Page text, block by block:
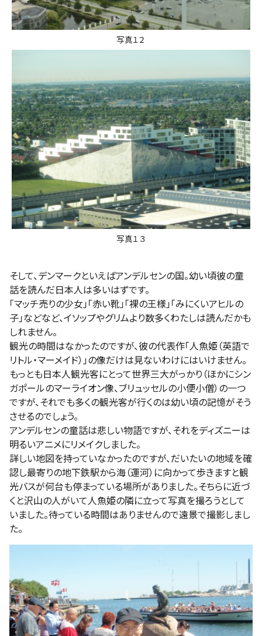
写真１２
写真１３
そして、デンマークといえばアンデルセンの国。幼い頃彼の童
話を読んだ日本人は多いはずです。
「マッチ売りの少女」「赤い靴」「裸の王様」「みにくいアヒルの
子」などなど、イソップやグリムより数多くわたしは読んだかも
しれません。
観光の時間はなかったのですが、彼の代表作「人魚姫（英語で
リトル・マーメイド）」の像だけは見ないわけにはいけません。
もっとも日本人観光客にとって世界三大がっかり（ほかにシン
ガポールのマーライオン像、ブリュッセルの小便小僧）の一つ
ですが、それでも多くの観光客が行くのは幼い頃の記憶がそう
させるのでしょう。
アンデルセンの童話は悲しい物語ですが、それをディズニーは
明るいアニメにリメイクしました。
詳しい地図を持っていなかったのですが、だいたいの地域を確
認し最寄りの地下鉄駅から海（運河）に向かって歩きますと観
光バスが何台も停まっている場所がありました。そちらに近づ
くと沢山の人がいて人魚姫の隣に立って写真を撮ろうとして
いました。待っている時間はありませんので遠景で撮影しまし
た。